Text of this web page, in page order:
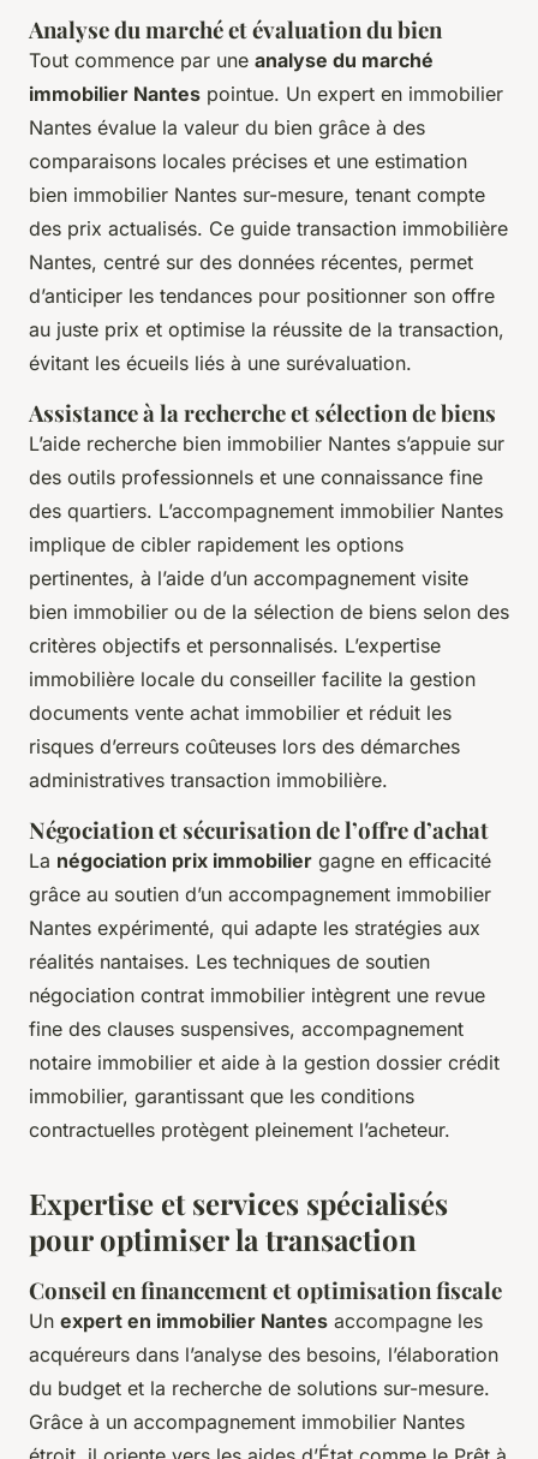
Analyse du marché et évaluation du bien
Tout commence par une analyse du marché
immobilier Nantes pointue. Un expert en immobilier
Nantes évalue la valeur du bien grâce à des
comparaisons locales précises et une estimation
bien immobilier Nantes sur-mesure, tenant compte
des prix actualisés. Ce guide transaction immobilière
Nantes, centré sur des données récentes, permet
d’anticiper les tendances pour positionner son offre
au juste prix et optimise la réussite de la transaction,
évitant les écueils liés à une surévaluation.
Assistance à la recherche et sélection de biens
L’aide recherche bien immobilier Nantes s’appuie sur
des outils professionnels et une connaissance fine
des quartiers. L’accompagnement immobilier Nantes
implique de cibler rapidement les options
pertinentes, à l’aide d’un accompagnement visite
bien immobilier ou de la sélection de biens selon des
critères objectifs et personnalisés. L’expertise
immobilière locale du conseiller facilite la gestion
documents vente achat immobilier et réduit les
risques d’erreurs coûteuses lors des démarches
administratives transaction immobilière.
Négociation et sécurisation de l’offre d’achat
La négociation prix immobilier gagne en efficacité
grâce au soutien d’un accompagnement immobilier
Nantes expérimenté, qui adapte les stratégies aux
réalités nantaises. Les techniques de soutien
négociation contrat immobilier intègrent une revue
fine des clauses suspensives, accompagnement
notaire immobilier et aide à la gestion dossier crédit
immobilier, garantissant que les conditions
contractuelles protègent pleinement l’acheteur.
Expertise et services spécialisés
pour optimiser la transaction
Conseil en financement et optimisation fiscale
Un expert en immobilier Nantes accompagne les
acquéreurs dans l’analyse des besoins, l’élaboration
du budget et la recherche de solutions sur-mesure.
Grâce à un accompagnement immobilier Nantes